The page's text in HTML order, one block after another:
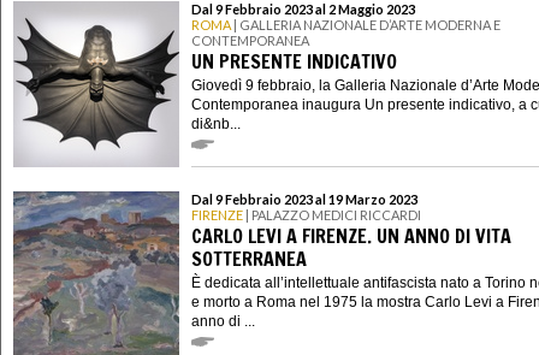
Dal 9 Febbraio 2023 al 2 Maggio 2023
ROMA | GALLERIA NAZIONALE D’ARTE MODERNA E
CONTEMPORANEA
UN PRESENTE INDICATIVO
Giovedì 9 febbraio, la Galleria Nazionale d’Arte
Contemporanea inaugura Un presente indicativo, a
di&nb...
Dal 9 Febbraio 2023 al 19 Marzo 2023
FIRENZE | PALAZZO MEDICI RICCARDI
CARLO LEVI A FIRENZE. UN ANNO DI VITA
SOTTERRANEA
È dedicata all’intellettuale antifascista nato a Torino
e morto a Roma nel 1975 la mostra Carlo Levi a
anno di ...